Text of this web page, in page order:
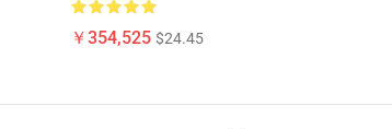
￥354,525 $24.45